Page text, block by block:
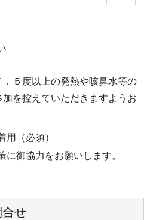
５度以上の発熱や咳鼻水等の
を控えていただきますようお
用（必須）
に御協力をお願いします。
せ